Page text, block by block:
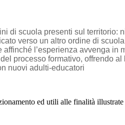
di scuola presenti sul territorio:
verso un altro ordine di
l’esperienza avvenga
processo formativo, offrendo
nuovi adulti-educatori
ed utili alle finalità illustrate